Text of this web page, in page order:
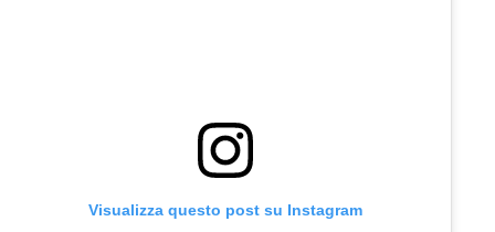
Visualizza questo post su Instagram